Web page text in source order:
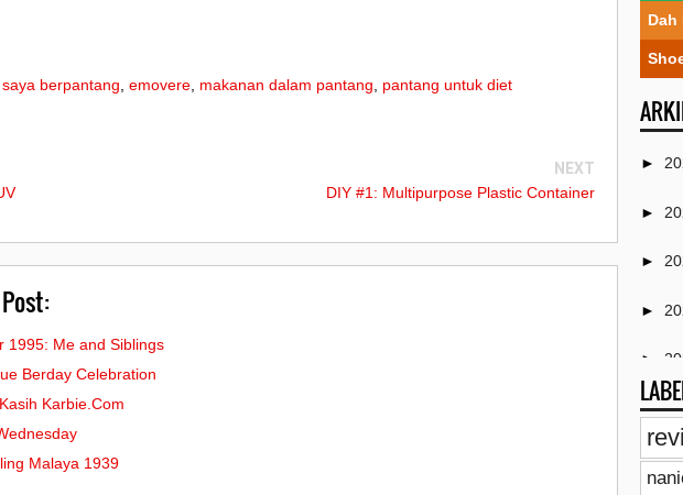
berpantang emovere makanan dalam pantang pantang untuk diet
NEXT
DIY #1: Multipurpose Plastic Container
1995: Me and Siblings
Berday Celebration
Karbie.Com
Malaya 1939
Dah
►
►
►
►
►
►
►